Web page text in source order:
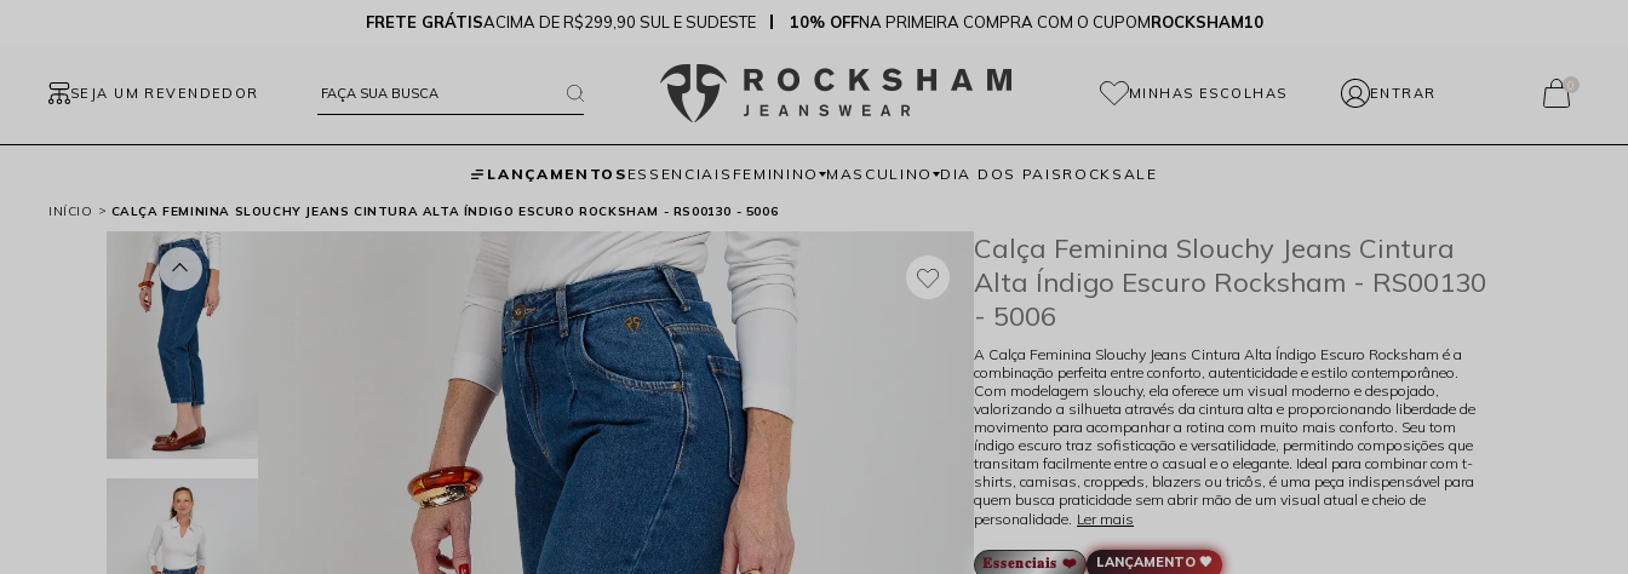
FRETE GRÁTISACIMA DE R$299,90 SUL E SUDESTE 10% OFFNA PRIMEIRA COMPRA COM O CUPOMROCKSHAM10
SEJA UM REVENDEDOR MINHAS ESCOLHAS 0
LANÇAMENTOS ESSENCIAIS FEMININO MASCULINO DIA DOS PAIS ROCKSALE
INÍCIO CALÇA FEMININA SLOUCHY JEANS CINTURA ALTA ÍNDIGO ESCURO ROCKSHAM - RS00130 - 5006
Calça Feminina Slouchy Jeans Cintura
Alta Índigo Escuro Rocksham - RS00130
- 5006
A Calça Feminina Slouchy Jeans Cintura Alta Índigo Escuro Rocksham é a
combinação perfeita entre conforto, autenticidade e estilo contemporâneo.
Com modelagem slouchy, ela oferece um visual moderno e despojado,
valorizando a silhueta através da cintura alta e proporcionando liberdade de
movimento para acompanhar a rotina com muito mais conforto. Seu tom
índigo escuro traz sofisticação e versatilidade, permitindo composições que
transitam facilmente entre o casual e o elegante. Ideal para combinar com t-
shirts, camisas, croppeds, blazers ou tricôs, é uma peça indispensável para
quem busca praticidade sem abrir mão de um visual atual e cheio de
personalidade. Ler mais
𝐄𝐬𝐬𝐞𝐧𝐜𝐢𝐚𝐢𝐬 ❤️ LANÇAMENTO 🖤